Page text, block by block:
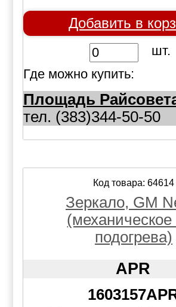
Добавить в
шт.
Где можно купить:
Площадь
тел. (383)344-50-50
Код товара: 64614
Зеркало, GM
(механическое
подогрева)
APR